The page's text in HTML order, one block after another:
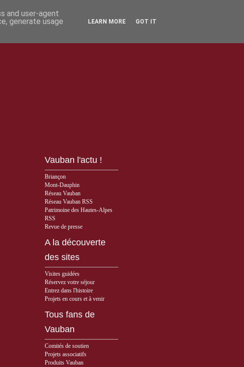
Vauban l'actu !
Briançon
Mont-Dauphin
Réseau Vauban
Réseau Vauban RSS
Patrimoine des Hautes-Alpes
RSS
Revue de presse
A la découverte
des sites
Visites guidées
Réservez votre séjour
Entrez dans l'histoire
Projets en cours et à venir
Tous fans de
Vauban
Comités de soutien
Projets associatifs
Produits Vauban
and user-agent
generate usage
LEARN MORE GOT IT